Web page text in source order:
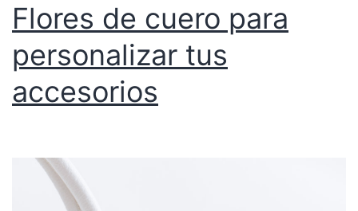
Flores de cuero para
personalizar tus
accesorios